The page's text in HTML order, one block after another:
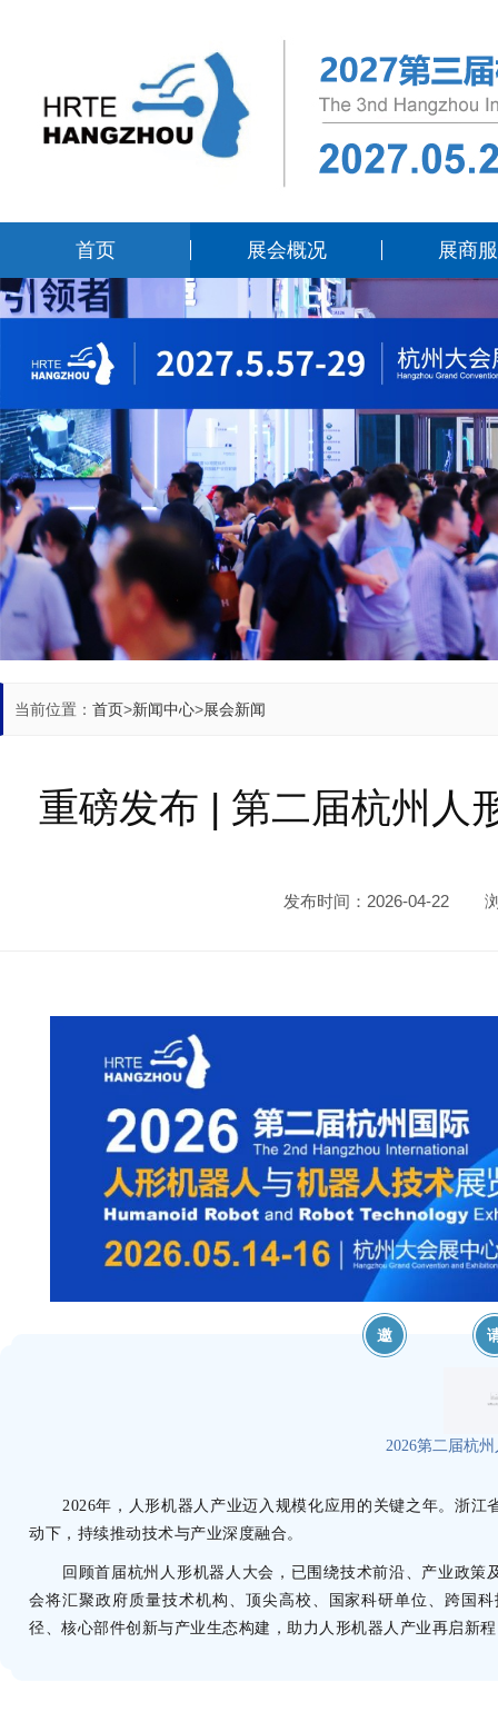
首页 展会概况 展商
当前位置： 首页>新闻中心>展会新闻
重磅发布 | 第二届杭州人
发布时间：2026-04-22
邀
2026第二届杭
2026年，人形机器人产业迈入规模化应用的关键之年。浙
动下，持续推动技术与产业深度融合。
回顾首届杭州人形机器人大会，已围绕技术前沿、产业政
会将汇聚政府质量技术机构、顶尖高校、国家科研单位、跨国
径、核心部件创新与产业生态构建，助力人形机器人产业再启新